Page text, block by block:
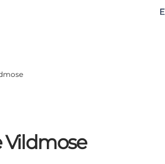
Vildmose